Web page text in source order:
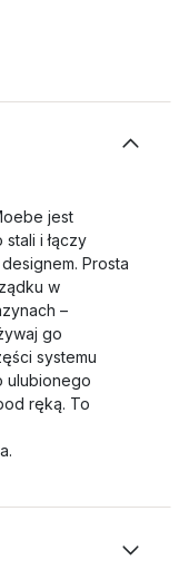
jest
i łączy
Prosta
w
–
go
systemu
ulubionego
ręką. To